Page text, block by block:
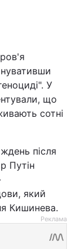
У
що
сотні
після
Путін
який
Кишинева.
Реклама